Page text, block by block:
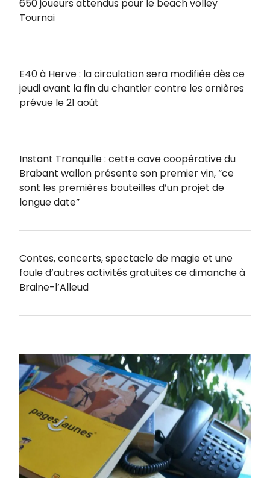
650 joueurs attendus pour le beach volley
Tournai
E40 à Herve : la circulation sera modifiée dès ce
jeudi avant la fin du chantier contre les ornières
prévue le 21 août
Instant Tranquille : cette cave coopérative du
Brabant wallon présente son premier vin, “ce
sont les premières bouteilles d’un projet de
longue date”
Contes, concerts, spectacle de magie et une
foule d’autres activités gratuites ce dimanche à
Braine-l’Alleud